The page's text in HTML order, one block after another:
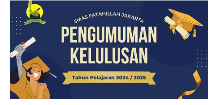
Galeri
GTK
Guru
Kegiatan
Siswa